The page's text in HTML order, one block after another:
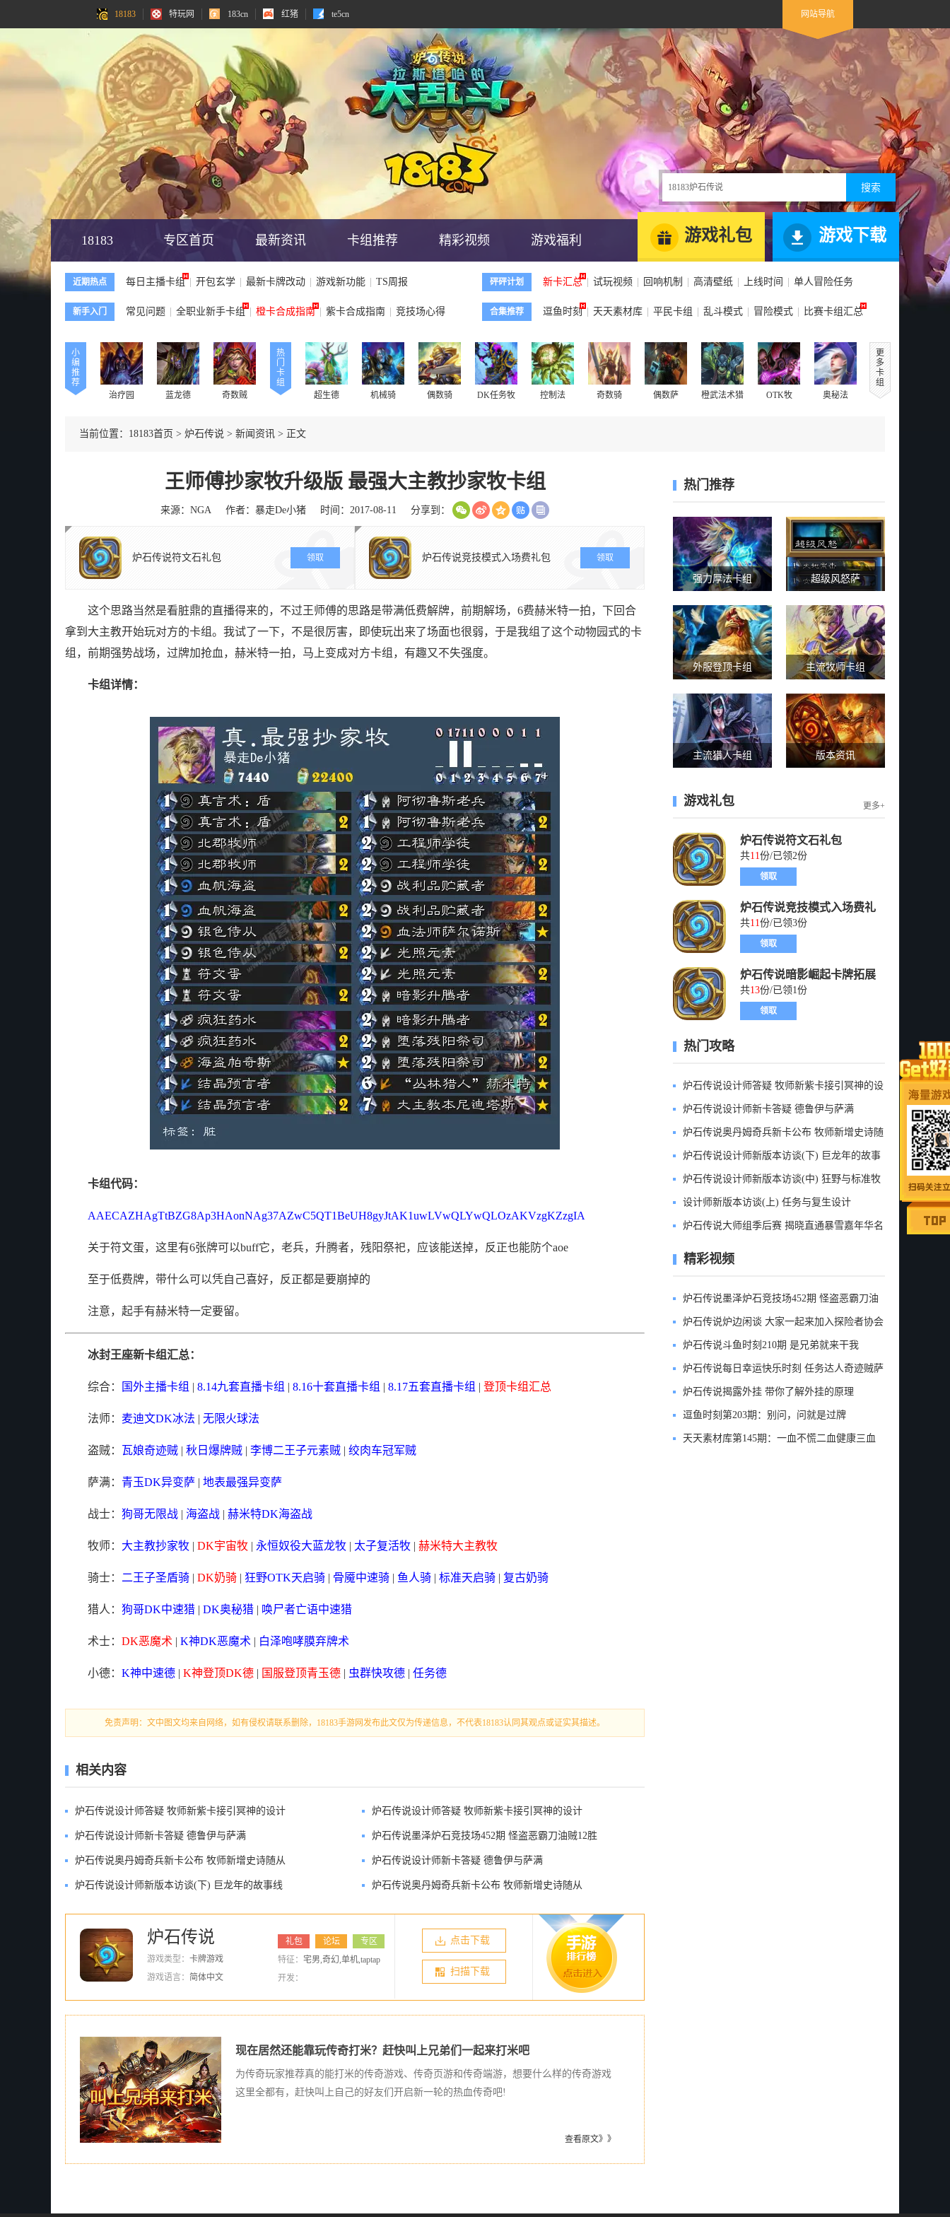
18183 特玩网 183cn 红猪 te5cn 网站导航
18183 特玩网 183cn 红猪 te5cn 网站导航
18183 专区首页 最新资讯 卡组推荐 精彩视频 游戏福利 游戏礼包 游戏下载
近期热点 每日主播卡组 开包玄学 最新卡牌改动 游戏新功能 TS周报
新手入门 常见问题 全职业新手卡组 橙卡合成指南 紫卡合成指南 竞技场心得
砰砰计划 新卡汇总 试玩视频 回响机制 高清壁纸 上线时间 单人冒险任务
合集推荐 逗鱼时刻 天天素材库 平民卡组 乱斗模式 冒险模式 比赛卡组汇总
小
编
推
荐
治疗园
蓝龙德 奇数贼
热
门
卡
组
超生德
机械骑 偶数骑 DK任务牧 控制法 奇数骑 偶数萨 橙武法术猎 OTK牧 奥秘法
更
多
卡
组
当前位置： 18183首页 > 炉石传说 > 新闻资讯 > 正文
王师傅抄家牧升级版 最强大主教抄家牧卡组
来源：NGA 作者：暴走De小猪 时间：2017-08-11 分享到：
炉石传说符文石礼包 领取 炉石传说竞技模式入场费礼包 领取
这个思路当然是看脏鼎的直播得来的，不过王师傅的思路是带满低费解牌，前期解场，6费赫米特一拍，下回合
拿到大主教开始玩对方的卡组。我试了一下，不是很厉害，即使玩出来了场面也很弱，于是我组了这个动物园式的卡
组，前期强势战场，过牌加抢血，赫米特一拍，马上变成对方卡组，有趣又不失强度。
卡组详情：
卡组代码：
AAECAZHAgTtBZG8Ap3HAonNAg37AZwC5QT1BeUH8gyJtAK1uwLVwQLYwQLOzAKVzgKZzgIA
关于符文蛋，这里有6张牌可以buff它，老兵，升腾者，残阳祭祀，应该能送掉，反正也能防个aoe
至于低费牌，带什么可以凭自己喜好，反正都是要崩掉的
注意，起手有赫米特一定要留。
冰封王座新卡组汇总：
综合： 国外主播卡组 | 8.14九套直播卡组 | 8.16十套直播卡组 | 8.17五套直播卡组 | 登顶卡组汇总
法师： 麦迪文DK冰法 | 无限火球法
盗贼： 瓦娘奇迹贼 | 秋日爆牌贼 | 李博二王子元素贼 | 绞肉车冠军贼
萨满： 青玉DK异变萨 | 地表最强异变萨
战士： 狗哥无限战 | 海盗战 | 赫米特DK海盗战
牧师： 大主教抄家牧 | DK宇宙牧 | 永恒奴役大蓝龙牧 | 太子复活牧 | 赫米特大主教牧
骑士： 二王子圣盾骑 | DK奶骑 | 狂野OTK天启骑 | 骨魇中速骑 | 鱼人骑 | 标准天启骑 | 复古奶骑
猎人： 狗哥DK中速猎 | DK奥秘猎 | 唤尸者亡语中速猎
术士： DK恶魔术 | K神DK恶魔术 | 白泽咆哮膜弃牌术
小德： K神中速德 | K神登顶DK德 | 国服登顶青玉德 | 虫群快攻德 | 任务德
免责声明：文中图文均来自网络，如有侵权请联系删除，18183手游网发布此文仅为传递信息，不代表18183认同其观点或证实其描述。
相关内容
炉石传说设计师答疑 牧师新紫卡接引冥神的设计
炉石传说设计师新卡答疑 德鲁伊与萨满
炉石传说奥丹姆奇兵新卡公布 牧师新增史诗随从
炉石传说设计师新版本访谈(下) 巨龙年的故事线
炉石传说设计师答疑 牧师新紫卡接引冥神的设计
炉石传说墨泽炉石竞技场452期 怪盗恶霸刀油贼12胜
炉石传说设计师新卡答疑 德鲁伊与萨满
炉石传说奥丹姆奇兵新卡公布 牧师新增史诗随从
炉石传说
游戏类型： 卡牌游戏
游戏语言： 简体中文
礼包 论坛
专区
特征： 宅男,奇幻,单机,taptap
开发：
点击下载
扫描下载
现在居然还能靠玩传奇打米？赶快叫上兄弟们一起来打米吧
为传奇玩家推荐真的能打米的传奇游戏、传奇页游和传奇端游，想要什么样的传奇游戏
这里全都有，赶快叫上自己的好友们开启新一轮的热血传奇吧!
查看原文》》
热门推荐
强力厚法卡组 超级风怒萨
外服登顶卡组 主流牧师卡组
主流猎人卡组 版本资讯
游戏礼包 更多+
炉石传说符文石礼包
共11份/已领2份
领取
炉石传说竞技模式入场费礼
包
共11份/已领3份
领取
炉石传说暗影崛起卡牌拓展
包礼包
共13份/已领1份
领取
热门攻略
炉石传说设计师答疑 牧师新紫卡接引冥神的设
炉石传说设计师新卡答疑 德鲁伊与萨满
炉石传说奥丹姆奇兵新卡公布 牧师新增史诗随
炉石传说设计师新版本访谈(下) 巨龙年的故事
炉石传说设计师新版本访谈(中) 狂野与标准牧
设计师新版本访谈(上) 任务与复生设计
炉石传说大师组季后赛 揭晓直通暴雪嘉年华名
精彩视频
炉石传说墨泽炉石竞技场452期 怪盗恶霸刀油
炉石传说炉边闲谈 大家一起来加入探险者协会
炉石传说斗鱼时刻210期 是兄弟就来干我
炉石传说每日幸运快乐时刻 任务达人奇迹贼萨
炉石传说揭露外挂 带你了解外挂的原理
逗鱼时刻第203期：别问，问就是过牌
天天素材库第145期：一血不慌二血健康三血